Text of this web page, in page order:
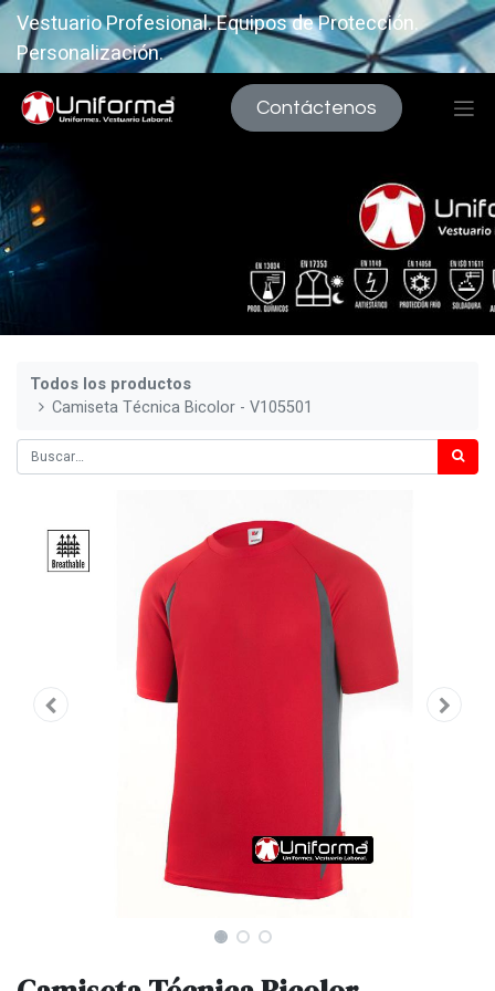
Vestuario Profesional. Equipos de Protección.
Personalización.
Contáctenos
Todos los productos
Camiseta Técnica Bicolor - V105501